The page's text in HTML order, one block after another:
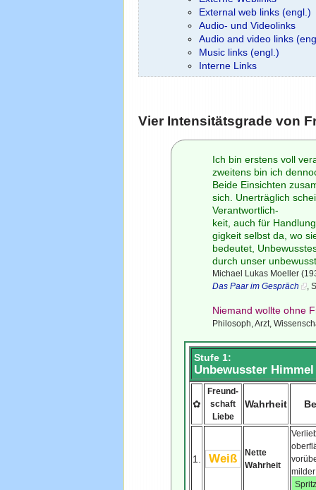
External web links (engl.)
Audio- und Videolinks
Audio and video links
Music links (engl.)
Interne Links
Vier Intensitätsgrade von
Ich bin erstens voll
zweitens bin ich
Beide Einsichten
sich. Unerträglich
Verantwortlich-
keit, auch für
gigkeit selbst da, wo
bedeutet,
durch unser
Michael Lukas Moeller
Das Paar im Gespräch
,
Niemand wollte ohne
Philosoph, Arzt,
Stufe 1:
Unbewusster Himmel
✿
Freund-
schaft
Liebe
Wahrheit
1. Weiß
Nette
Wahrheit